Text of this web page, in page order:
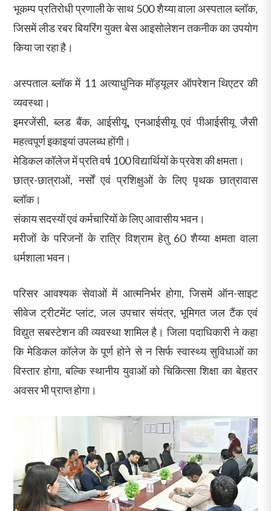
भूकम्प प्रतिरोधी प्रणाली के साथ 500 शैय्या वाला अस्पताल ब्लॉक,
जिसमें लीड रबर बियरिंग युक्त बेस आइसोलेशन तकनीक का उपयोग
किया जा रहा है।
अस्पताल ब्लॉक में 11 अत्याधुनिक मॉड्यूलर ऑपरेशन थिएटर की
व्यवस्था।
इमरजेंसी, ब्लड बैंक, आईसीयू, एनआईसीयू एवं पीआईसीयू जैसी
महत्वपूर्ण इकाइयां उपलब्ध होंगी।
मेडिकल कॉलेज में प्रति वर्ष 100 विद्यार्थियों के प्रवेश की क्षमता।
छात्र-छात्राओं, नर्सों एवं प्रशिक्षुओं के लिए पृथक छात्रावास
ब्लॉक।
संकाय सदस्यों एवं कर्मचारियों के लिए आवासीय भवन।
मरीजों के परिजनों के रात्रि विश्राम हेतु 60 शैय्या क्षमता वाला
धर्मशाला भवन।
परिसर आवश्यक सेवाओं में आत्मनिर्भर होगा, जिसमें ऑन-साइट
सीवेज ट्रीटमेंट प्लांट, जल उपचार संयंत्र, भूमिगत जल टैंक एवं
विद्युत सबस्टेशन की व्यवस्था शामिल है। जिला पदाधिकारी ने कहा
कि मेडिकल कॉलेज के पूर्ण होने से न सिर्फ स्वास्थ्य सुविधाओं का
विस्तार होगा, बल्कि स्थानीय युवाओं को चिकित्सा शिक्षा का बेहतर
अवसर भी प्राप्त होगा।